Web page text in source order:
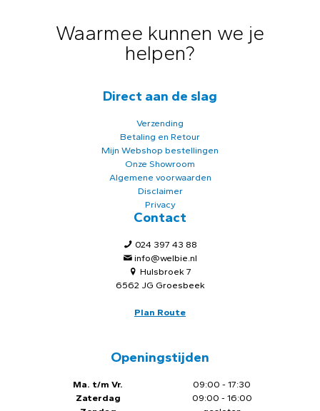
Waarmee kunnen we je
helpen?
Direct aan de slag
Verzending
Betaling en Retour
Mijn Webshop bestellingen
Onze Showroom
Algemene voorwaarden
Disclaimer
Privacy
Contact
024 397 43 88
info@welbie.nl
Hulsbroek 7
6562 JG Groesbeek
Plan Route
Openingstijden
Ma. t/m Vr.
Zaterdag
09:00 - 17:30
09:00 - 16:00